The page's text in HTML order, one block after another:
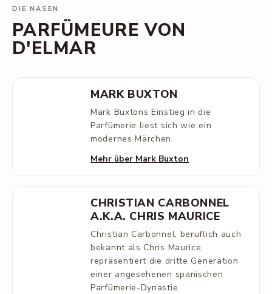
DIE NASEN
PARFÜMEURE VON
D'ELMAR
MARK BUXTON
Mark Buxtons Einstieg in die
Parfümerie liest sich wie ein
modernes Märchen.
Mehr über Mark Buxton
CHRISTIAN CARBONNEL
A.K.A. CHRIS MAURICE
Christian Carbonnel, beruflich auch
bekannt als Chris Maurice,
repräsentiert die dritte Generation
einer angesehenen spanischen
Parfümerie-Dynastie.